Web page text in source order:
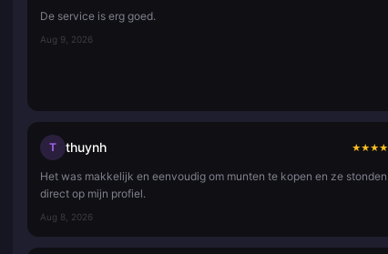
De service is erg goed.
Aug 9, 2026
T thuynh ★★★★
Het was makkelijk en eenvoudig om munten te kopen en ze stonden
direct op mijn profiel.
Aug 8, 2026